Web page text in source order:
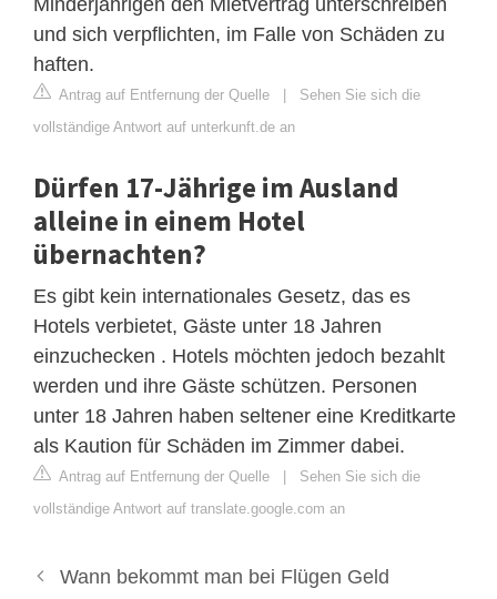
und sich verpflichten, im Falle von Schäden zu
haften.
Antrag auf Entfernung der Quelle | Sehen Sie sich die
vollständige Antwort auf unterkunft.de an
Dürfen 17-Jährige im Ausland
alleine in einem Hotel
übernachten?
Es gibt kein internationales Gesetz, das es
Hotels verbietet, Gäste unter 18 Jahren
einzuchecken . Hotels möchten jedoch bezahlt
werden und ihre Gäste schützen. Personen
unter 18 Jahren haben seltener eine Kreditkarte
als Kaution für Schäden im Zimmer dabei.
Antrag auf Entfernung der Quelle | Sehen Sie sich die
vollständige Antwort auf translate.google.com an
Wann bekommt man bei Flügen Geld